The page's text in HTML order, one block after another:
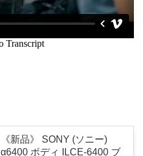
《新品》 SONY (ソニー)
α6400 ボディ ILCE-6400 ブ